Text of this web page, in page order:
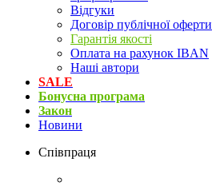
Відгуки
Договір публічної оферти
Гарантія якості
Оплата на рахунок IBAN
Наші автори
SALE
Бонусна програма
Закон
Новини
Співпраця